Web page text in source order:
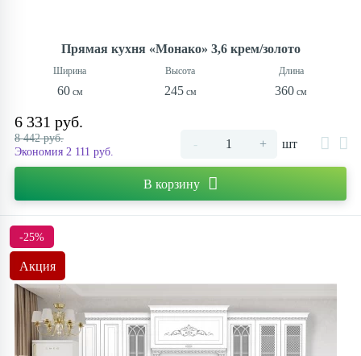
Прямая кухня «Монако» 3,6 крем/золото
60 245 360
6 331 руб.
8 442 руб.
Экономия 2 111 руб.
- + шт
В корзину
-25%
Акция